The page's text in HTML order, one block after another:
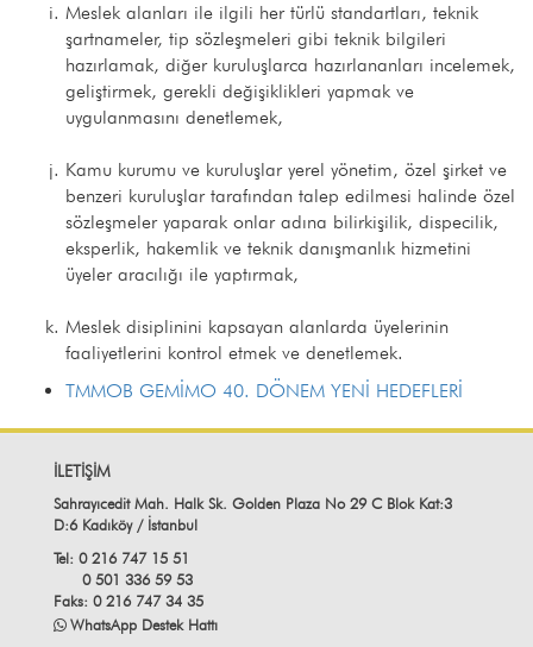
Meslek alanları ile ilgili her türlü standartları, teknik
şartnameler, tip sözleşmeleri gibi teknik bilgileri
hazırlamak, diğer kuruluşlarca hazırlananları incelemek,
geliştirmek, gerekli değişiklikleri yapmak ve
uygulanmasını denetlemek,
Kamu kurumu ve kuruluşlar yerel yönetim, özel şirket ve
benzeri kuruluşlar tarafından talep edilmesi halinde özel
sözleşmeler yaparak onlar adına bilirkişilik, dispecilik,
eksperlik, hakemlik ve teknik danışmanlık hizmetini
üyeler aracılığı ile yaptırmak,
Meslek disiplinini kapsayan alanlarda üyelerinin
faaliyetlerini kontrol etmek ve denetlemek.
TMMOB GEMİMO 40. DÖNEM YENİ HEDEFLERİ
İLETİŞİM
Sahrayıcedit Mah. Halk Sk. Golden Plaza No 29 C Blok Kat:3
D:6 Kadıköy / İstanbul
Tel: 0 216 747 15 51
0 501 336 59 53
Faks: 0 216 747 34 35
WhatsApp Destek Hattı